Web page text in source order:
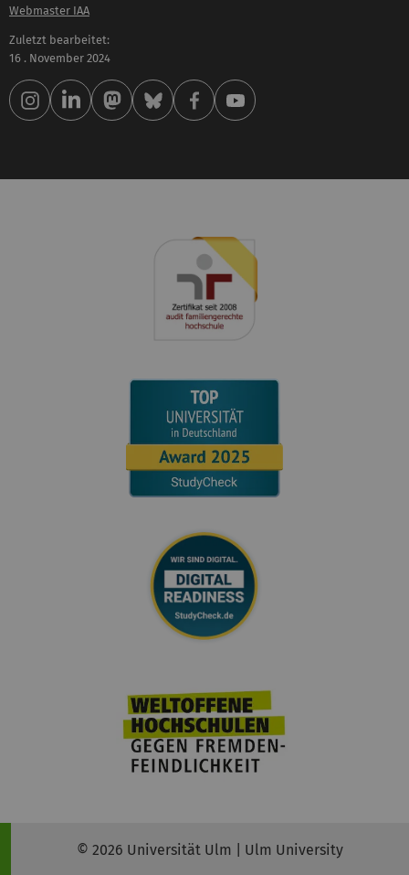
Webmaster IAA
Zuletzt bearbeitet:
16 . November 2024
© 2026 Universität Ulm | Ulm University